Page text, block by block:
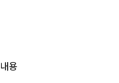
내용